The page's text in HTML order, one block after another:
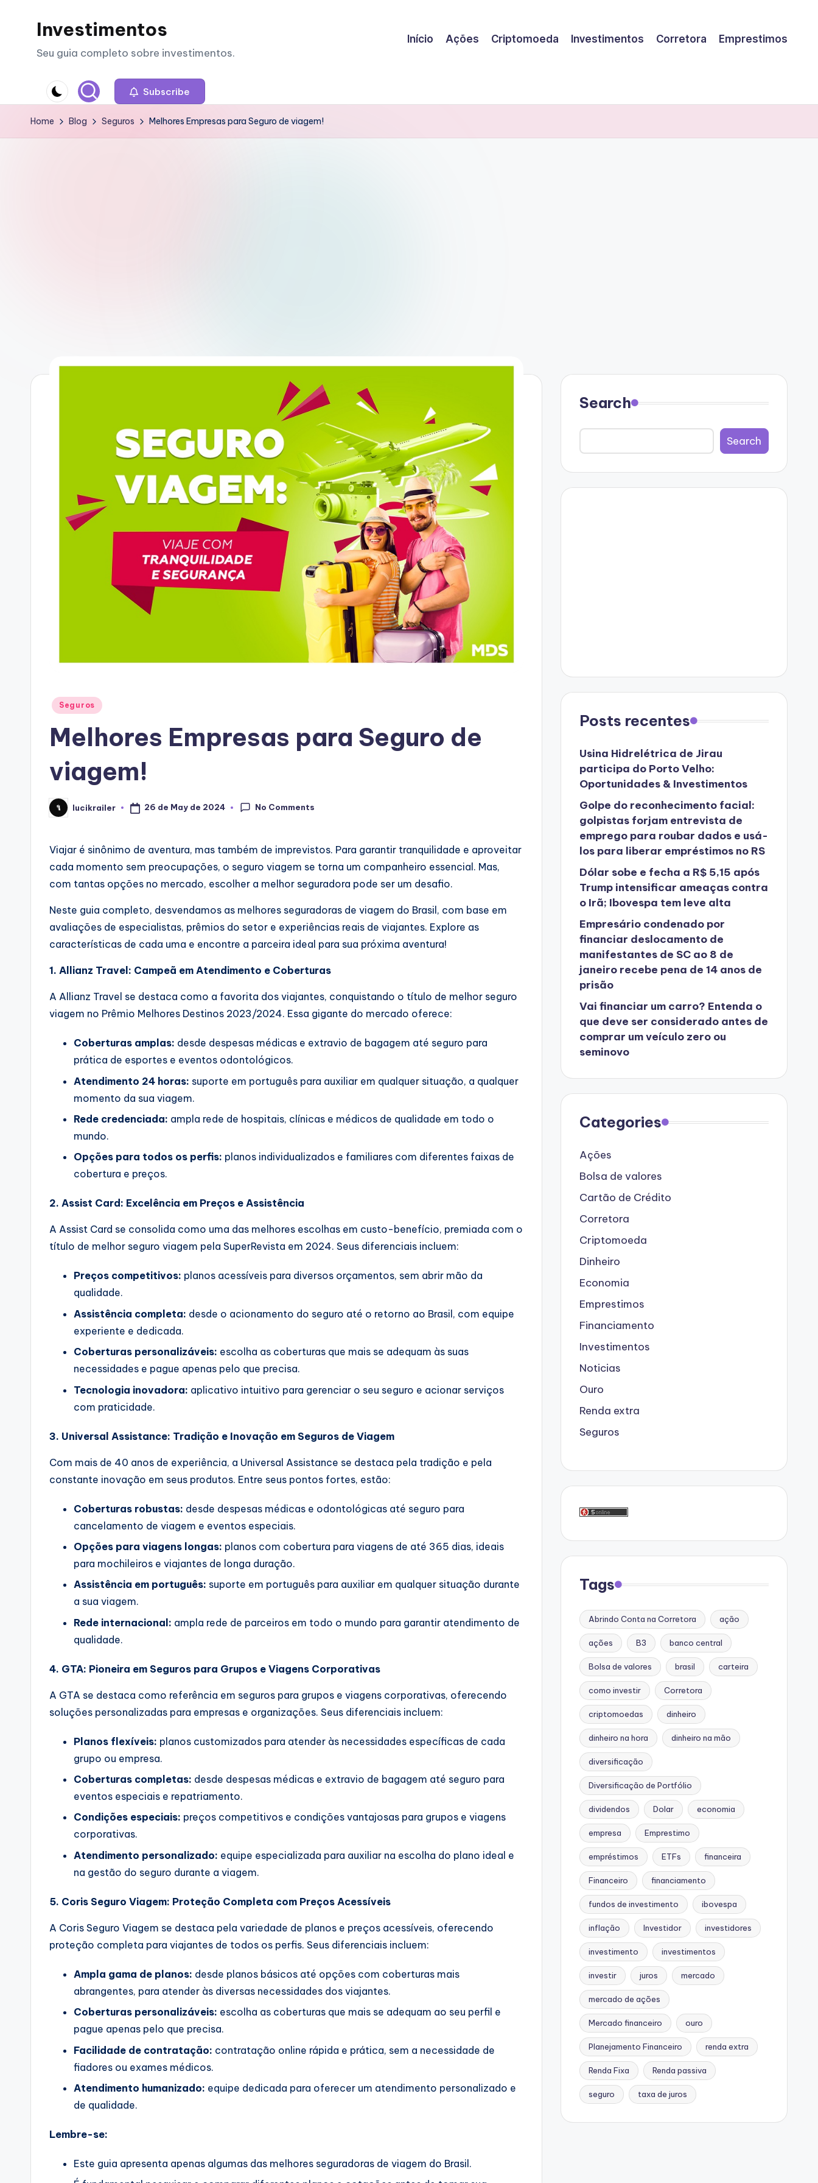
Investimentos
Seu guia completo sobre investimentos.
Início Ações Criptomoeda Investimentos Corretora Emprestimos
Subscribe
Home Blog Seguros Melhores Empresas para Seguro de viagem!
Posted
Seguros
Melhores Empresas para Seguro de
viagem!
Posted
by
lucikrailer 26 de May de 2024 No Comments
Viajar é sinônimo de aventura, mas também de imprevistos. Para garantir tranquilidade e aproveitar
cada momento sem preocupações, o seguro viagem se torna um companheiro essencial. Mas,
com tantas opções no mercado, escolher a melhor seguradora pode ser um desafio.
Neste guia completo, desvendamos as melhores seguradoras de viagem do Brasil, com base em
avaliações de especialistas, prêmios do setor e experiências reais de viajantes. Explore as
características de cada uma e encontre a parceira ideal para sua próxima aventura!
1. Allianz Travel: Campeã em Atendimento e Coberturas
A Allianz Travel se destaca como a favorita dos viajantes, conquistando o título de melhor seguro
viagem no Prêmio Melhores Destinos 2023/2024. Essa gigante do mercado oferece:
Coberturas amplas: desde despesas médicas e extravio de bagagem até seguro para
prática de esportes e eventos odontológicos.
Atendimento 24 horas: suporte em português para auxiliar em qualquer situação, a qualquer
momento da sua viagem.
Rede credenciada: ampla rede de hospitais, clínicas e médicos de qualidade em todo o
mundo.
Opções para todos os perfis: planos individualizados e familiares com diferentes faixas de
cobertura e preços.
2. Assist Card: Excelência em Preços e Assistência
A Assist Card se consolida como uma das melhores escolhas em custo-benefício, premiada com o
título de melhor seguro viagem pela SuperRevista em 2024. Seus diferenciais incluem:
Preços competitivos: planos acessíveis para diversos orçamentos, sem abrir mão da
qualidade.
Assistência completa: desde o acionamento do seguro até o retorno ao Brasil, com equipe
experiente e dedicada.
Coberturas personalizáveis: escolha as coberturas que mais se adequam às suas
necessidades e pague apenas pelo que precisa.
Tecnologia inovadora: aplicativo intuitivo para gerenciar o seu seguro e acionar serviços
com praticidade.
3. Universal Assistance: Tradição e Inovação em Seguros de Viagem
Com mais de 40 anos de experiência, a Universal Assistance se destaca pela tradição e pela
constante inovação em seus produtos. Entre seus pontos fortes, estão:
Coberturas robustas: desde despesas médicas e odontológicas até seguro para
cancelamento de viagem e eventos especiais.
Opções para viagens longas: planos com cobertura para viagens de até 365 dias, ideais
para mochileiros e viajantes de longa duração.
Assistência em português: suporte em português para auxiliar em qualquer situação durante
a sua viagem.
Rede internacional: ampla rede de parceiros em todo o mundo para garantir atendimento de
qualidade.
4. GTA: Pioneira em Seguros para Grupos e Viagens Corporativas
A GTA se destaca como referência em seguros para grupos e viagens corporativas, oferecendo
soluções personalizadas para empresas e organizações. Seus diferenciais incluem:
Planos flexíveis: planos customizados para atender às necessidades específicas de cada
grupo ou empresa.
Coberturas completas: desde despesas médicas e extravio de bagagem até seguro para
eventos especiais e repatriamento.
Condições especiais: preços competitivos e condições vantajosas para grupos e viagens
corporativas.
Atendimento personalizado: equipe especializada para auxiliar na escolha do plano ideal e
na gestão do seguro durante a viagem.
5. Coris Seguro Viagem: Proteção Completa com Preços Acessíveis
A Coris Seguro Viagem se destaca pela variedade de planos e preços acessíveis, oferecendo
proteção completa para viajantes de todos os perfis. Seus diferenciais incluem:
Ampla gama de planos: desde planos básicos até opções com coberturas mais
abrangentes, para atender às diversas necessidades dos viajantes.
Coberturas personalizáveis: escolha as coberturas que mais se adequam ao seu perfil e
pague apenas pelo que precisa.
Facilidade de contratação: contratação online rápida e prática, sem a necessidade de
fiadores ou exames médicos.
Atendimento humanizado: equipe dedicada para oferecer um atendimento personalizado e
de qualidade.
Lembre-se:
Este guia apresenta apenas algumas das melhores seguradoras de viagem do Brasil.
Search
Search
Posts recentes
Usina Hidrelétrica de Jirau
participa do Porto Velho:
Oportunidades & Investimentos
Golpe do reconhecimento facial:
golpistas forjam entrevista de
emprego para roubar dados e usá-
los para liberar empréstimos no RS
Dólar sobe e fecha a R$ 5,15 após
Trump intensificar ameaças contra
o Irã; Ibovespa tem leve alta
Empresário condenado por
financiar deslocamento de
manifestantes de SC ao 8 de
janeiro recebe pena de 14 anos de
prisão
Vai financiar um carro? Entenda o
que deve ser considerado antes de
comprar um veículo zero ou
seminovo
Categories
Ações
Bolsa de valores
Cartão de Crédito
Corretora
Criptomoeda
Dinheiro
Economia
Emprestimos
Financiamento
Investimentos
Noticias
Ouro
Renda extra
Seguros
Tags
Abrindo Conta na Corretora ação
ações B3 banco central
Bolsa de valores brasil carteira
como investir Corretora
criptomoedas dinheiro
dinheiro na hora dinheiro na mão
diversificação
Diversificação de Portfólio
dividendos Dolar economia
empresa Emprestimo
empréstimos ETFs financeira
Financeiro financiamento
fundos de investimento ibovespa
inflação Investidor investidores
investimento investimentos
investir juros mercado
mercado de ações
Mercado financeiro ouro
Planejamento Financeiro renda extra
Renda Fixa Renda passiva
seguro taxa de juros